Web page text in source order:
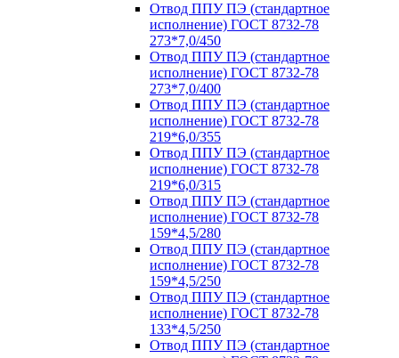
Отвод ППУ ПЭ (стандартное
исполнение) ГОСТ 8732-78
273*7,0/450
Отвод ППУ ПЭ (стандартное
исполнение) ГОСТ 8732-78
273*7,0/400
Отвод ППУ ПЭ (стандартное
исполнение) ГОСТ 8732-78
219*6,0/355
Отвод ППУ ПЭ (стандартное
исполнение) ГОСТ 8732-78
219*6,0/315
Отвод ППУ ПЭ (стандартное
исполнение) ГОСТ 8732-78
159*4,5/280
Отвод ППУ ПЭ (стандартное
исполнение) ГОСТ 8732-78
159*4,5/250
Отвод ППУ ПЭ (стандартное
исполнение) ГОСТ 8732-78
133*4,5/250
Отвод ППУ ПЭ (стандартное